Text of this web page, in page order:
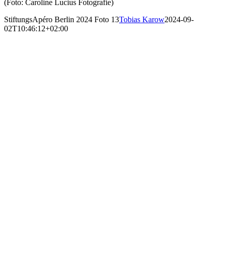
(Foto: Caroline Lucius Fotografie)
StiftungsApéro Berlin 2024 Foto 13Tobias Karow2024-09-
02T10:46:12+02:00